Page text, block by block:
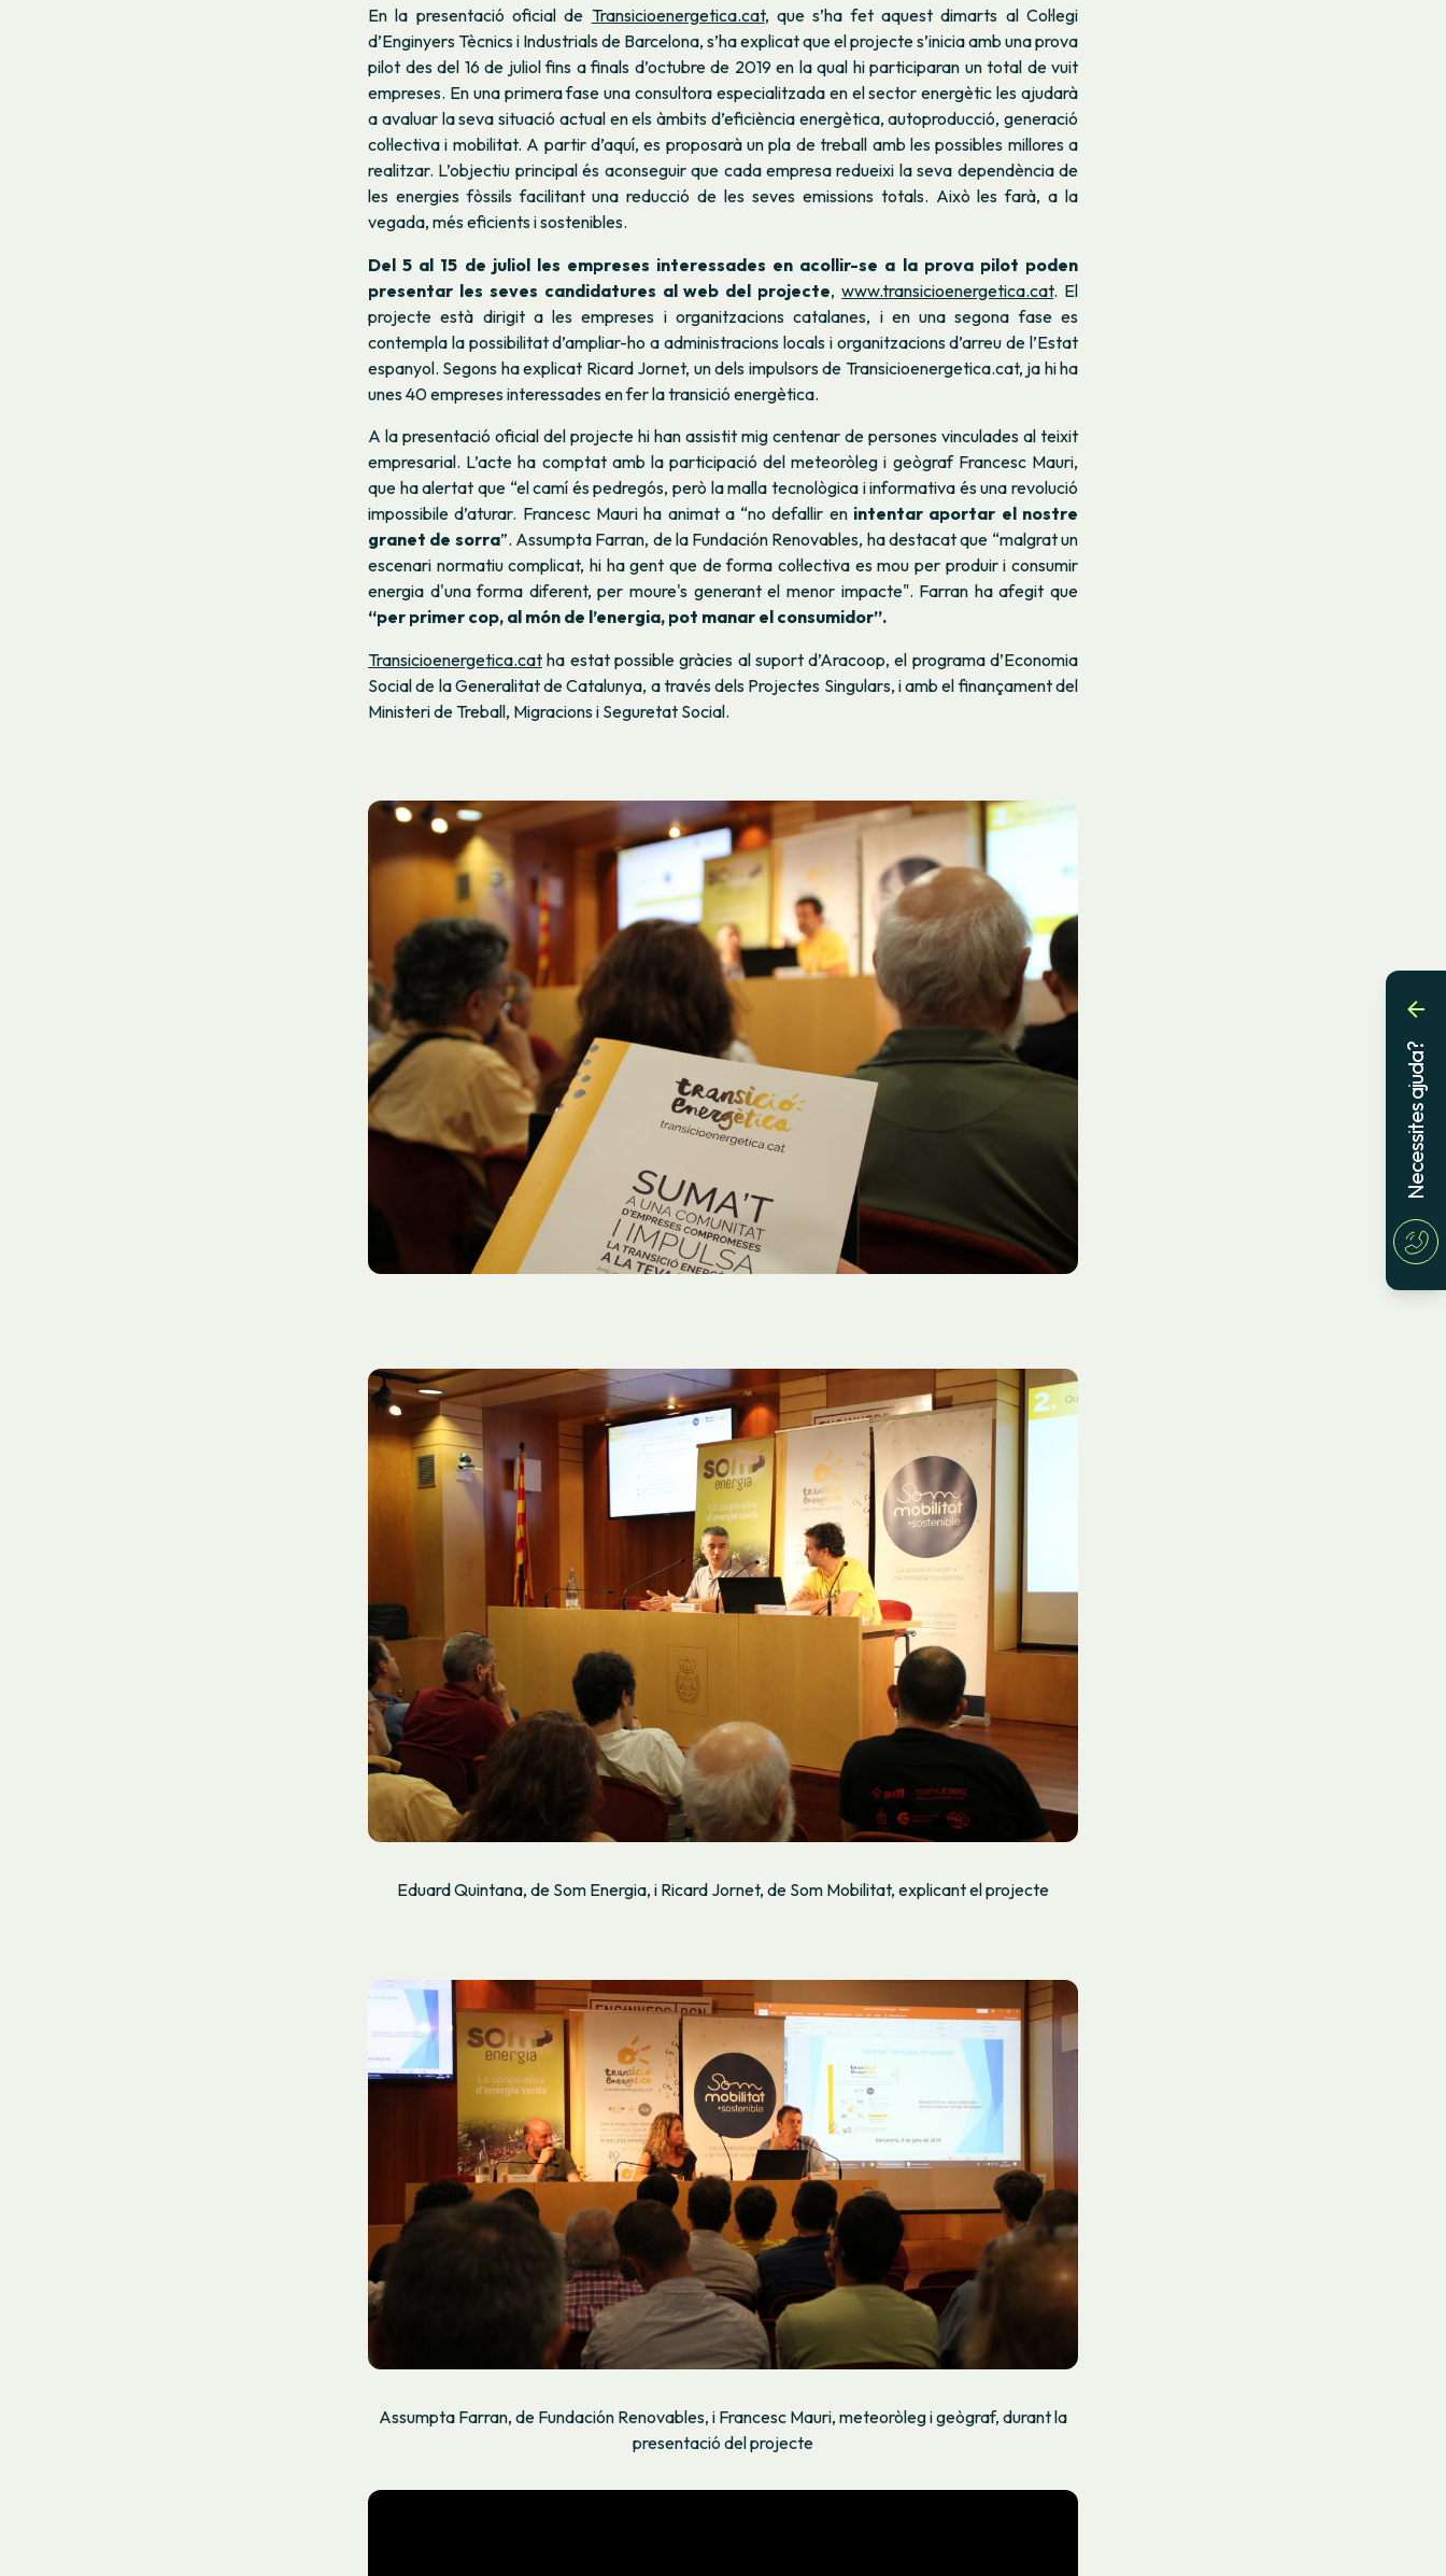
En la presentació oficial de Transicioenergetica.cat, que s’ha fet aquest dimarts al Col·legi
d’Enginyers Tècnics i Industrials de Barcelona, s’ha explicat que el projecte s’inicia amb una prova
pilot des del 16 de juliol fins a finals d’octubre de 2019 en la qual hi participaran un total de vuit
empreses. En una primera fase una consultora especialitzada en el sector energètic les ajudarà
a avaluar la seva situació actual en els àmbits d’eficiència energètica, autoproducció, generació
col·lectiva i mobilitat. A partir d’aquí, es proposarà un pla de treball amb les possibles millores a
realitzar. L’objectiu principal és aconseguir que cada empresa redueixi la seva dependència de
les energies fòssils facilitant una reducció de les seves emissions totals. Això les farà, a la
vegada, més eficients i sostenibles.
Del 5 al 15 de juliol les empreses interessades en acollir-se a la prova pilot poden
presentar les seves candidatures al web del projecte,www.transicioenergetica.cat. El
projecte està dirigit a les empreses i organitzacions catalanes, i en una segona fase es
contempla la possibilitat d’ampliar-ho a administracions locals i organitzacions d’arreu de l’Estat
espanyol. Segons ha explicat Ricard Jornet, un dels impulsors de Transicioenergetica.cat, ja hi ha
unes 40 empreses interessades en fer la transició energètica.
A la presentació oficial del projecte hi han assistit mig centenar de persones vinculades al teixit
empresarial. L’acte ha comptat amb la participació del meteoròleg i geògraf Francesc Mauri,
que ha alertat que “el camí és pedregós, però la malla tecnològica i informativa és una revolució
impossibile d’aturar. Francesc Mauri ha animat a “no defallir en intentar aportar el nostre
granet de sorra”. Assumpta Farran, de la Fundación Renovables, ha destacat que “malgrat un
escenari normatiu complicat, hi ha gent que de forma col·lectiva es mou per produir i consumir
energia d'una forma diferent, per moure's generant el menor impacte". Farran ha afegit que
“per primer cop, al món de l’energia, pot manar el consumidor”.
Transicioenergetica.cat ha estat possible gràcies al suport d’Aracoop, el programa d’Economia
Social de la Generalitat de Catalunya, a través dels Projectes Singulars, i amb el finançament del
Ministeri de Treball, Migracions i Seguretat Social.
Eduard Quintana, de Som Energia, i Ricard Jornet, de Som Mobilitat, explicant el projecte
Assumpta Farran, de Fundación Renovables, i Francesc Mauri, meteoròleg i geògraf, durant la
presentació del projecte
Necessites ajuda?